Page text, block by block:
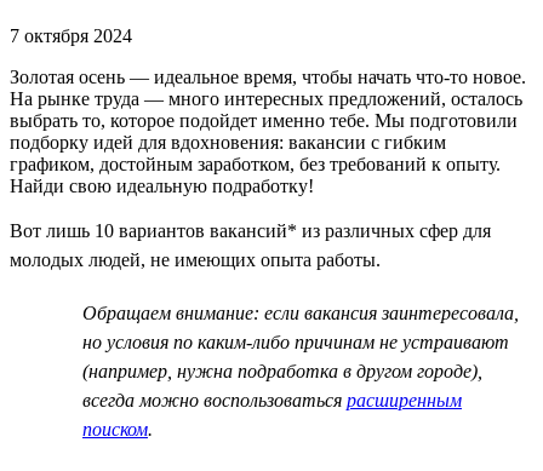
7 октября 2024
Золотая осень — идеальное время, чтобы начать что-то новое.
На рынке труда — много интересных предложений, осталось
выбрать то, которое подойдет именно тебе. Мы подготовили
подборку идей для вдохновения: вакансии с гибким
графиком, достойным заработком, без требований к опыту.
Найди свою идеальную подработку!
Вот лишь 10 вариантов вакансий* из различных сфер для
молодых людей, не имеющих опыта работы.
Обращаем внимание: если вакансия заинтересовала,
но условия по каким-либо причинам не устраивают
(например, нужна подработка в другом городе),
всегда можно воспользоваться расширенным
поиском.